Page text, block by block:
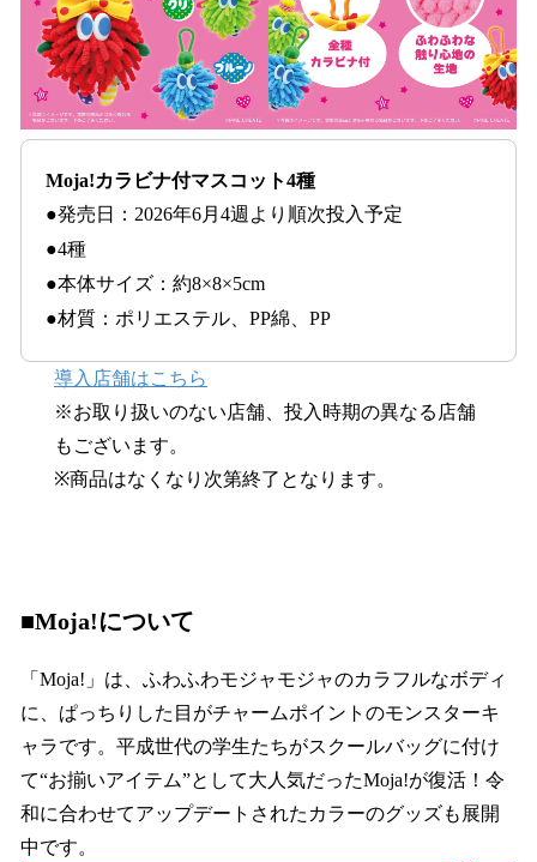
Moja!カラビナ付マスコット4種
●発売日：2026年6月4週より順次投入予定
●4種
●本体サイズ：約8×8×5cm
●材質：ポリエステル、PP綿、PP
導入店舗はこちら
※お取り扱いのない店舗、投入時期の異なる店舗
もございます。
※商品はなくなり次第終了となります。
■Moja!について
「Moja!」は、ふわふわモジャモジャのカラフルなボディ
に、ぱっちりした目がチャームポイントのモンスターキ
ャラです。平成世代の学生たちがスクールバッグに付け
て“お揃いアイテム”として大人気だったMoja!が復活！令
和に合わせてアップデートされたカラーのグッズも展開
中です。